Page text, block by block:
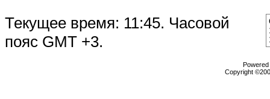
Текущее время: 11:45. Часовой
пояс GMT +3.
Copyright